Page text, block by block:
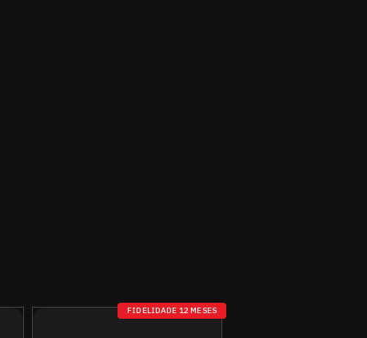
FIDELIDADE 12 MESES